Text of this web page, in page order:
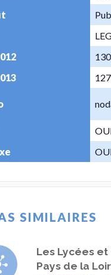
SIMILAIRES
Les Lycées
Pays de la